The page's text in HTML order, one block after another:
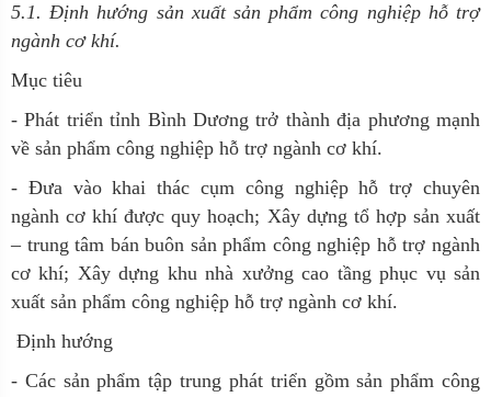
5.1. Định hướng sản xuất sản phẩm công nghiệp hỗ trợ
ngành cơ khí.
Mục tiêu
- Phát triển tỉnh Bình Dương trở thành địa phương mạnh
về sản phẩm công nghiệp hỗ trợ ngành cơ khí.
- Đưa vào khai thác cụm công nghiệp hỗ trợ chuyên
ngành cơ khí được quy hoạch; Xây dựng tổ hợp sản xuất
– trung tâm bán buôn sản phẩm công nghiệp hỗ trợ ngành
cơ khí; Xây dựng khu nhà xưởng cao tầng phục vụ sản
xuất sản phẩm công nghiệp hỗ trợ ngành cơ khí.
Định hướng
- Các sản phẩm tập trung phát triển gồm sản phẩm công